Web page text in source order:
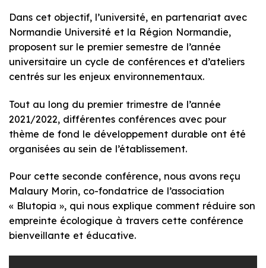
Dans cet objectif, l’université, en partenariat avec
Normandie Université et la Région Normandie,
proposent sur le premier semestre de l’année
universitaire un cycle de conférences et d’ateliers
centrés sur les enjeux environnementaux.
Tout au long du premier trimestre de l’année
2021/2022, différentes conférences avec pour
thème de fond le développement durable ont été
organisées au sein de l’établissement.
Pour cette seconde conférence, nous avons reçu
Malaury Morin, co-fondatrice de l’association
« Blutopia », qui nous explique comment réduire son
empreinte écologique à travers cette conférence
bienveillante et éducative.